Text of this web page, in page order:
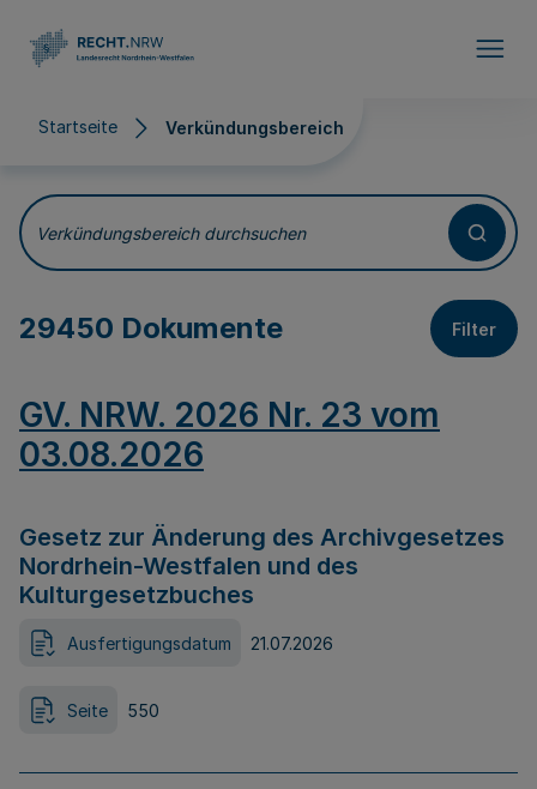
Startseite Verkündungsbereich
Verkündungsbereich
Verkündungsbereich durchsuchen
29450 Dokumente Filter
GV. NRW. 2026 Nr. 23 vom
03.08.2026
Gesetz zur Änderung des Archivgesetzes
Nordrhein-Westfalen und des
Kulturgesetzbuches
Ausfertigungsdatum 21.07.2026
Seite 550